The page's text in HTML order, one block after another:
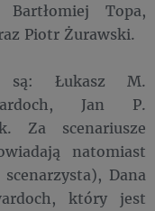
Bartłomiej Topa,
Piotr Żurawski.
są: Łukasz M.
Jan P.
Za scenariusze
natomiast
Dana
który jest